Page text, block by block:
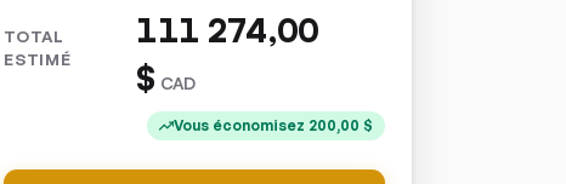
TOTAL
ESTIMÉ
111 274,00
$ CAD
Vous économisez 200,00 $